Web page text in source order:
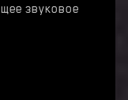
звуковое